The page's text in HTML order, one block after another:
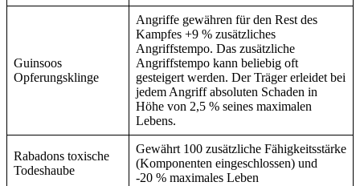
Guinsoos
Opferungsklinge
Angriffe gewähren für den Rest des
Kampfes +9 % zusätzliches
Angriffstempo. Das zusätzliche
Angriffstempo kann beliebig oft
gesteigert werden. Der Träger erleidet bei
jedem Angriff absoluten Schaden in
Höhe von 2,5 % seines maximalen
Lebens.
Rabadons toxische
Todeshaube
Gewährt 100 zusätzliche Fähigkeitsstärke
(Komponenten eingeschlossen) und
-20 % maximales Leben